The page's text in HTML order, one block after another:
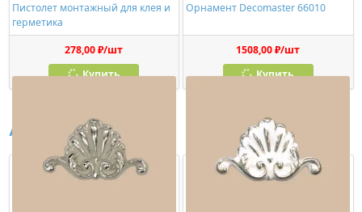
Пистолет монтажный для клея и
герметика
278,00 ₽/шт
Купить
Орнамент Decomaster 66010
1508,00 ₽/шт
Купить
Аналоги